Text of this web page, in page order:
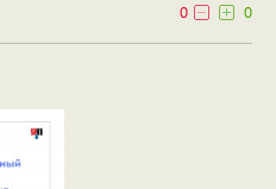
0
0